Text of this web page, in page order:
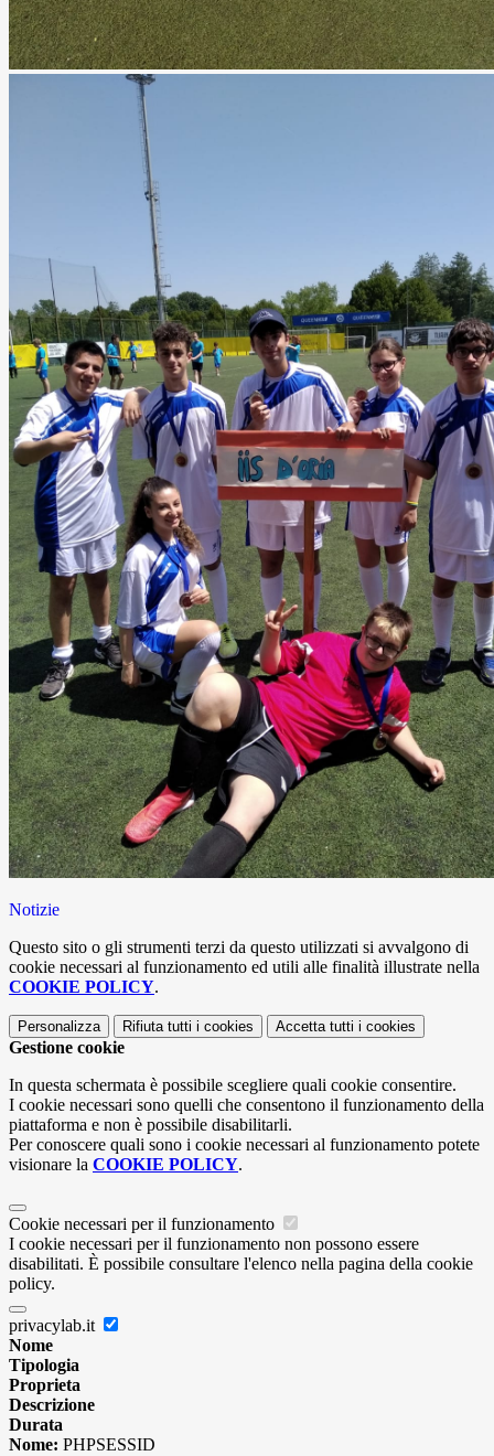
Notizie
Questo sito o gli strumenti terzi da questo utilizzati si avvalgono di
cookie necessari al funzionamento ed utili alle finalità illustrate nella
COOKIE POLICY.
Personalizza Rifiuta tutti i cookies Accetta tutti i cookies
Gestione cookie
In questa schermata è possibile scegliere quali cookie consentire.
I cookie necessari sono quelli che consentono il funzionamento della
piattaforma e non è possibile disabilitarli.
Per conoscere quali sono i cookie necessari al funzionamento potete
visionare la COOKIE POLICY.
Cookie necessari per il funzionamento
I cookie necessari per il funzionamento non possono essere
disabilitati. È possibile consultare l'elenco nella pagina della cookie
policy.
privacylab.it
Nome
Tipologia
Proprieta
Descrizione
Durata
Nome: PHPSESSID